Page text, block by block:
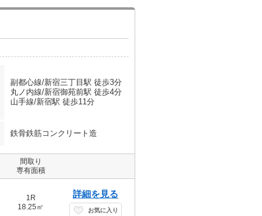
副都心線/新宿三丁目駅 徒歩3分
丸ノ内線/新宿御苑前駅 徒歩4分
山手線/新宿駅 徒歩11分
鉄骨鉄筋コンクリート造
間取り
専有面積
1R
18.25㎡
詳細を見る
お気に入り